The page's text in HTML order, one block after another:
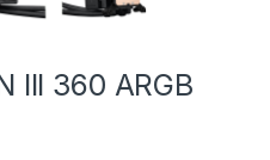
III 360 ARGB